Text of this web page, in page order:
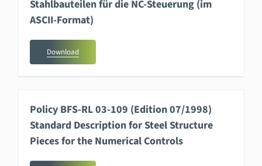
Stahlbauteilen für die NC-Steuerung (im
ASCII-Format)
Download
Policy BFS-RL 03-109 (Edition 07/1998)
Standard Description for Steel Structure
Pieces for the Numerical Controls